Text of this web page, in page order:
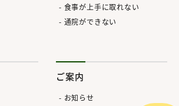
食事が上手に取れない
通院ができない
ご案内
お知らせ